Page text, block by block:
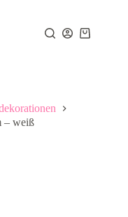
Warenkorb
– weiß